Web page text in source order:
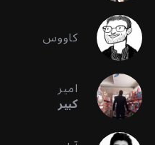
کاووس
امیر
کبیر